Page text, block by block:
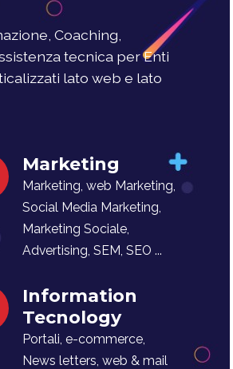
Coaching,
tecnica per Enti
lato web e lato
Marketing
Marketing, web Marketing,
Social Media Marketing,
Marketing Sociale,
Advertising, SEM, SEO ...
Information
Tecnology
Portali, e-commerce,
News letters, web & mail